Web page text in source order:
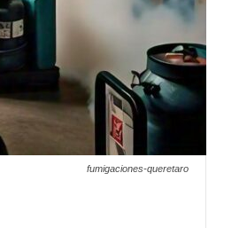
fumigaciones-queretaro